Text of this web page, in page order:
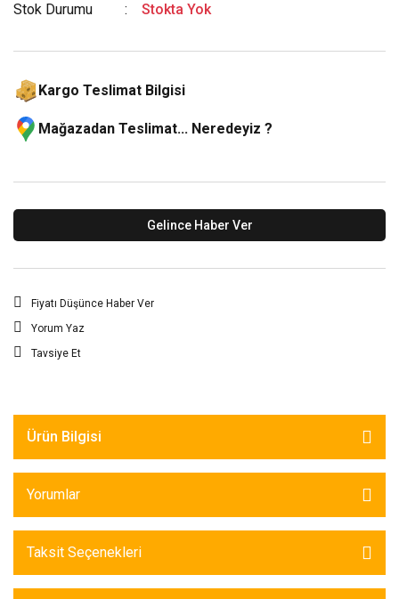
Stok Durumu
Stokta Yok
Kargo Teslimat Bilgisi
Mağazadan Teslimat... Neredeyiz ?
Gelince Haber Ver
Fiyatı Düşünce Haber Ver
Yorum Yaz
Tavsiye Et
Ürün Bilgisi
Yorumlar
Taksit Seçenekleri